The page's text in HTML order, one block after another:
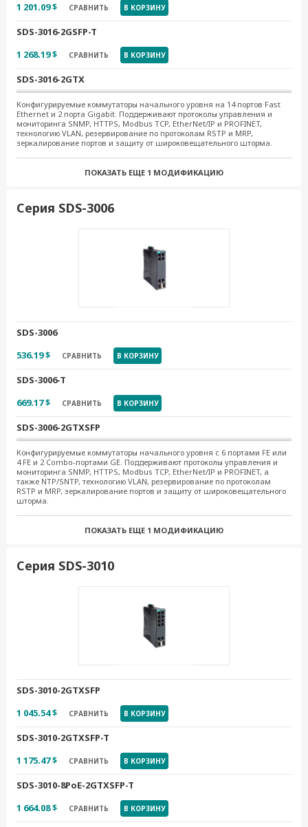
1 201.09 $
СРАВНИТЬ В КОРЗИНУ
SDS-3016-2GSFP-T
1 268.19 $
СРАВНИТЬ В КОРЗИНУ
SDS-3016-2GTX
1 201.70 $
СРАВНИТЬ В КОРЗИНУ
SDS-3016-2GTX-T
1 268.19 $
СРАВНИТЬ В КОРЗИНУ
В КОРЗИНУ
Конфигурируемые коммутаторы начального уровня на 14 портов Fast
Ethernet и 2 порта Gigabit. Поддерживают протоколы управления и
мониторинга SNMP, HTTPS, Modbus TCP, EtherNet/IP и PROFINET,
технологию VLAN, резервирование по протоколам RSTP и MRP,
зеркалирование портов и защиту от широковещательного шторма.
ПОКАЗАТЬ ЕЩЕ 1 МОДИФИКАЦИЮ
Серия SDS-3006
SDS-3006
536.19 $
СРАВНИТЬ В КОРЗИНУ
SDS-3006-T
669.17 $
СРАВНИТЬ В КОРЗИНУ
SDS-3006-2GTXSFP
914.39 $
СРАВНИТЬ В КОРЗИНУ
SDS-3006-2GTXSFP-T
1 044.32 $
СРАВНИТЬ В КОРЗИНУ
SDS-3006-4PoE-2GTXSFP-T
Конфигурируемые коммутаторы начального уровня с 6 портами FE или
4 FE и 2 Combo-портами GE. Поддерживают протоколы управления и
мониторинга SNMP, HTTPS, Modbus TCP, EtherNet/IP и PROFINET, а
также NTP/SNTP, технологию VLAN, резервирование по протоколам
RSTP и MRP, зеркалирование портов и защиту от широковещательного
шторма.
ПОКАЗАТЬ ЕЩЕ 1 МОДИФИКАЦИЮ
Серия SDS-3010
SDS-3010-2GTXSFP
1 045.54 $
СРАВНИТЬ В КОРЗИНУ
SDS-3010-2GTXSFP-T
1 175.47 $
СРАВНИТЬ В КОРЗИНУ
SDS-3010-8PoE-2GTXSFP-T
1 664.08 $
СРАВНИТЬ В КОРЗИНУ